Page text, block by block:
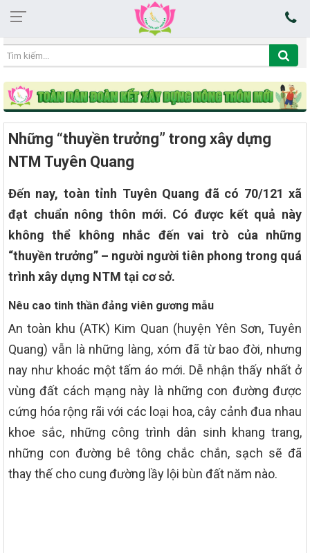
10:16:18 07/08/2026
Những “thuyền trưởng” trong xây dựng
NTM Tuyên Quang
Đến nay, toàn tỉnh Tuyên Quang đã có 70/121 xã
đạt chuẩn nông thôn mới. Có được kết quả này
không thể không nhắc đến vai trò của những
“thuyền trưởng” – người người tiên phong trong quá
trình xây dựng NTM tại cơ sở.
Nêu cao tinh thần đảng viên gương mẫu
An toàn khu (ATK) Kim Quan (huyện Yên Sơn, Tuyên
Quang) vẫn là những làng, xóm đã từ bao đời, nhưng
nay như khoác một tấm áo mới. Dễ nhận thấy nhất ở
vùng đất cách mạng này là những con đường được
cứng hóa rộng rãi với các loại hoa, cây cảnh đua nhau
khoe sắc, những công trình dân sinh khang trang,
những con đường bê tông chắc chắn, sạch sẽ đã
thay thế cho cung đường lầy lội bùn đất năm nào.